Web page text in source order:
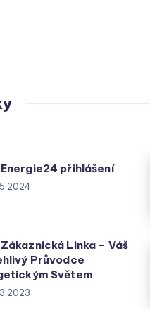
Energie24 přihlášení
Zákaznická Linka – Váš
Průvodce
Světem